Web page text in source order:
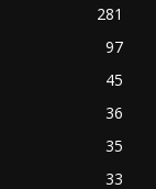
281
97
45
36
35
33